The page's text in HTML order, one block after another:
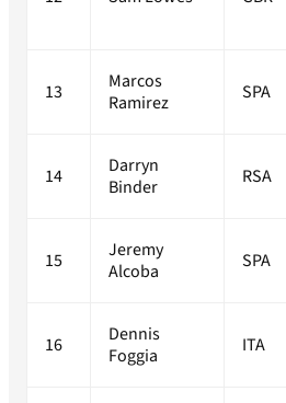
13
Marcos
Ramirez
SPA
14
Darryn
Binder
RSA
15
Jeremy
Alcoba
SPA
16
Dennis
Foggia
ITA